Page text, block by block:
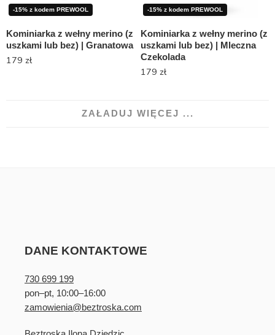
-15% z kodem PREWOOL
Kominiarka z wełny merino (z
uszkami lub bez) | Granatowa
179 zł
-15% z kodem PREWOOL
Kominiarka z wełny merino (z
uszkami lub bez) | Mleczna
Czekolada
179 zł
ZAŁADUJ WIĘCEJ ...
DANE KONTAKTOWE
730 699 199
pon–pt, 10:00–16:00
zamowienia@beztroska.com